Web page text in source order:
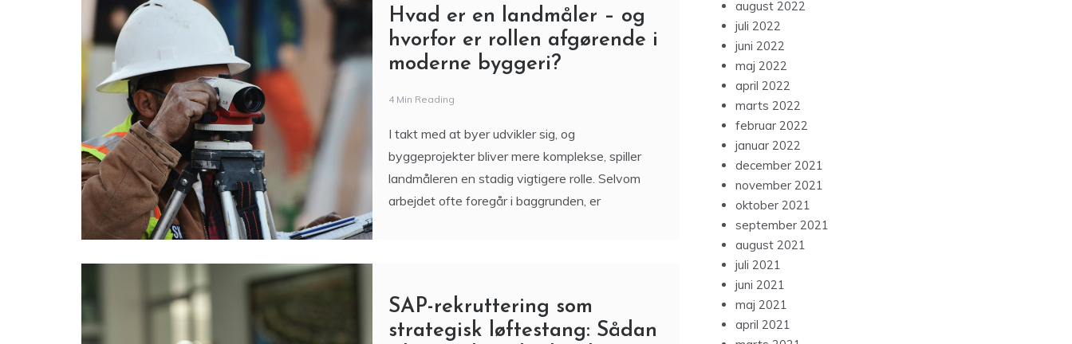
hvorfor er rollen afgørende i
moderne byggeri?
byggeprojekter bliver mere komplekse, spiller
landmåleren en stadig vigtigere rolle. Selvom
arbejdet ofte foregår i baggrunden, er
strategisk løftestang: Sådan
sikrer virksomheder de rette
juli 2022
juni 2022
maj 2022
april 2022
marts 2022
februar 2022
januar 2022
december 2021
november 2021
oktober 2021
september 2021
august 2021
juli 2021
juni 2021
maj 2021
april 2021
marts 2021